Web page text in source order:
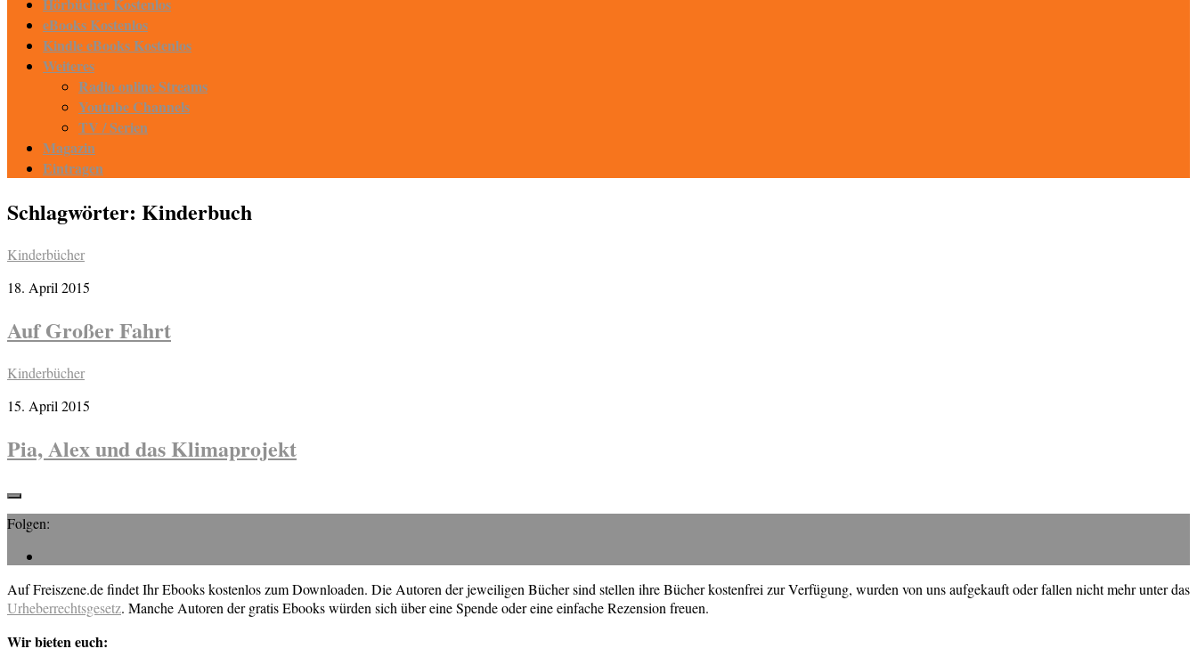
eBooks Kostenlos
Kindle eBooks Kostenlos
Weiteres
Radio online Streams
Youtube Channels
TV / Serien
Magazin
Eintragen
Schlagwörter: Kinderbuch
Kinderbücher
18. April 2015
Auf Großer Fahrt
Kinderbücher
15. April 2015
Pia, Alex und das Klimaprojekt
Folgen:
Auf Freiszene.de findet Ihr Ebooks kostenlos zum Downloaden. Die Autoren der jeweiligen Bücher sind stellen ihre Bücher kostenfrei zur Verfügung, wurden von uns aufgekauft oder fallen nicht mehr unter das
Urheberrechtsgesetz. Manche Autoren der gratis Ebooks würden sich über eine Spende oder eine einfache Rezension freuen.
Wir bieten euch: